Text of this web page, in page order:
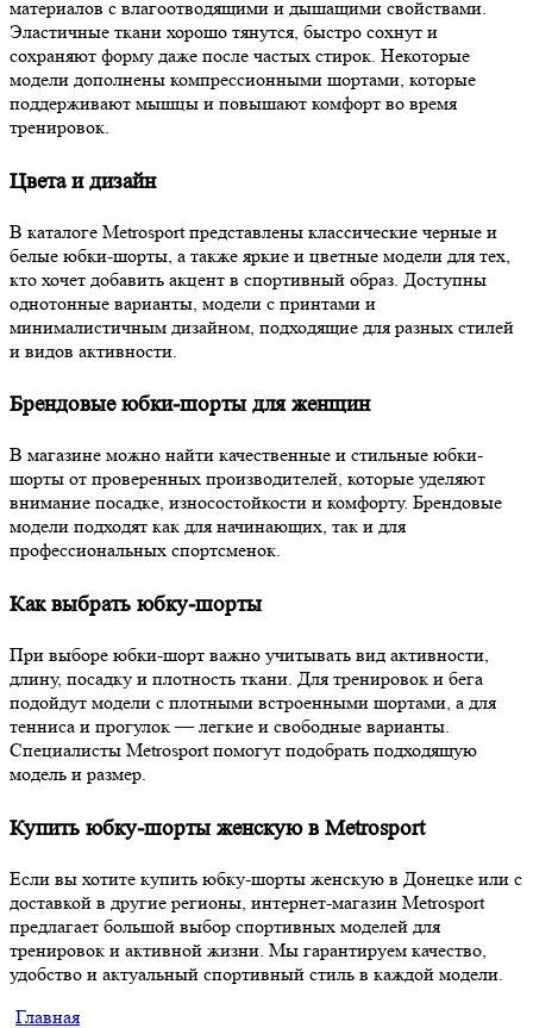
материалов с влагоотводящими и дышащими свойствами.
Эластичные ткани хорошо тянутся, быстро сохнут и
сохраняют форму даже после частых стирок. Некоторые
модели дополнены компрессионными шортами, которые
поддерживают мышцы и повышают комфорт во время
тренировок.
Цвета и дизайн
В каталоге Metrosport представлены классические черные и
белые юбки-шорты, а также яркие и цветные модели для тех,
кто хочет добавить акцент в спортивный образ. Доступны
однотонные варианты, модели с принтами и
минималистичным дизайном, подходящие для разных стилей
и видов активности.
Брендовые юбки-шорты для женщин
В магазине можно найти качественные и стильные юбки-
шорты от проверенных производителей, которые уделяют
внимание посадке, износостойкости и комфорту. Брендовые
модели подходят как для начинающих, так и для
профессиональных спортсменок.
Как выбрать юбку-шорты
При выборе юбки-шорт важно учитывать вид активности,
длину, посадку и плотность ткани. Для тренировок и бега
подойдут модели с плотными встроенными шортами, а для
тенниса и прогулок — легкие и свободные варианты.
Специалисты Metrosport помогут подобрать подходящую
модель и размер.
Купить юбку-шорты женскую в Metrosport
Если вы хотите купить юбку-шорты женскую в Донецке или с
доставкой в другие регионы, интернет-магазин Metrosport
предлагает большой выбор спортивных моделей для
тренировок и активной жизни. Мы гарантируем качество,
удобство и актуальный спортивный стиль в каждой модели.
Главная